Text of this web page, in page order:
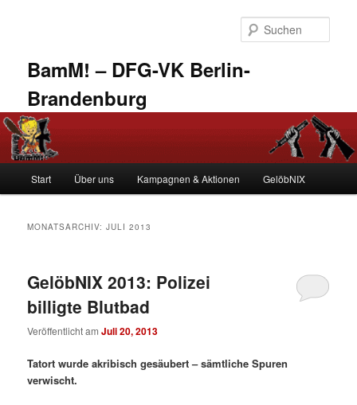
BamM! – DFG-VK Berlin-
Brandenburg
Start Über uns Kampagnen & Aktionen GelöbNIX
MONATSARCHIV:JULI 2013
GelöbNIX 2013: Polizei
billigte Blutbad
Veröffentlicht amJuli 20, 2013
Tatort wurde akribisch gesäubert – sämtliche Spuren
verwischt.